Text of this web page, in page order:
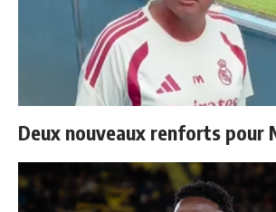
Deux nouveaux renforts pour